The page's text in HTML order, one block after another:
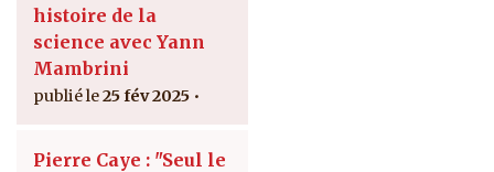
histoire de la
science avec Yann
Mambrini
25 fév 2025
Pierre Caye : "Seul le